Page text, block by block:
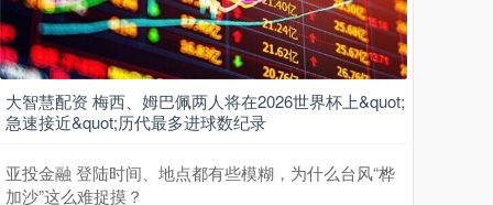
大智慧配资 梅西、姆巴佩两人将在2026世界杯上&quot;
急速接近&quot;历代最多进球数纪录
亚投金融 登陆时间、地点都有些模糊，为什么台风“桦
加沙”这么难捉摸？